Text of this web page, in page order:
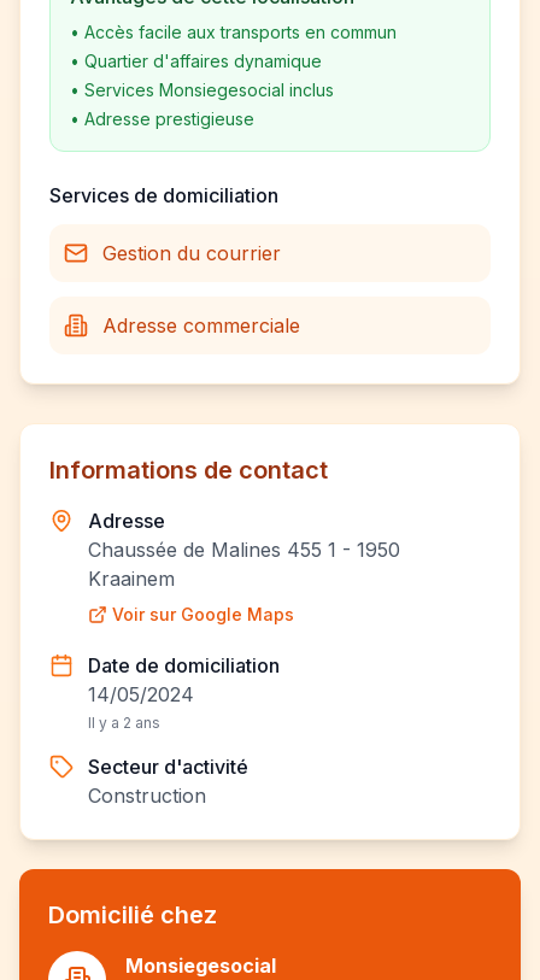
• Accès facile aux transports en commun
• Quartier d'affaires dynamique
• Services Monsiegesocial inclus
• Adresse prestigieuse
Services de domiciliation
Gestion du courrier
Adresse commerciale
Informations de contact
Adresse
Chaussée de Malines 455 1 - 1950
Kraainem
Voir sur Google Maps
Date de domiciliation
14/05/2024
Il y a 2 ans
Secteur d'activité
Construction
Domicilié chez
Monsiegesocial